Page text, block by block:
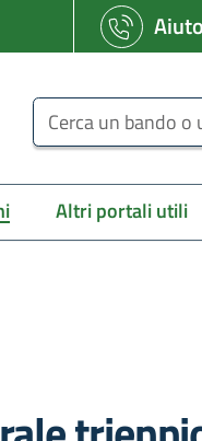
Aiuto
Cerca un bando o un
Altri portali utili